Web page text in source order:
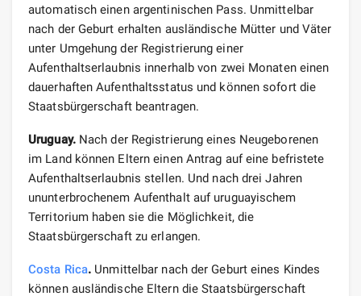
automatisch einen argentinischen Pass. Unmittelbar
nach der Geburt erhalten ausländische Mütter und Väter
unter Umgehung der Registrierung einer
Aufenthaltserlaubnis innerhalb von zwei Monaten einen
dauerhaften Aufenthaltsstatus und können sofort die
Staatsbürgerschaft beantragen.
Uruguay.Nach der Registrierung eines Neugeborenen
im Land können Eltern einen Antrag auf eine befristete
Aufenthaltserlaubnis stellen. Und nach drei Jahren
ununterbrochenem Aufenthalt auf uruguayischem
Territorium haben sie die Möglichkeit, die
Staatsbürgerschaft zu erlangen.
Costa Rica. Unmittelbar nach der Geburt eines Kindes
können ausländische Eltern die Staatsbürgerschaft